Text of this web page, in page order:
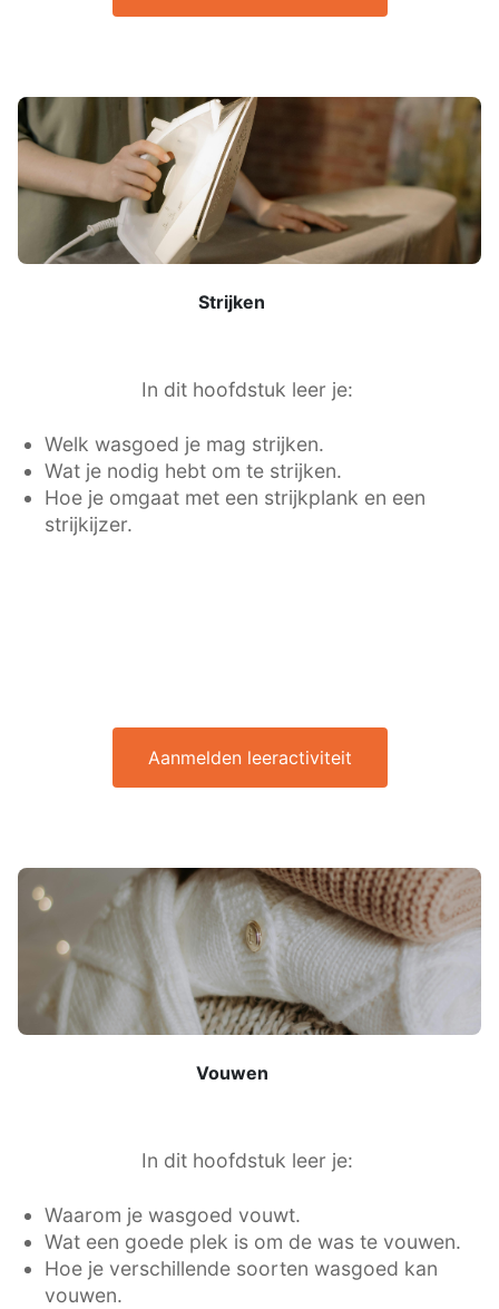
Strijken
In dit hoofdstuk leer je:
Welk wasgoed je mag strijken.
Wat je nodig hebt om te strijken.
Hoe je omgaat met een strijkplank en een
strijkijzer.
Aanmelden leeractiviteit
Vouwen
In dit hoofdstuk leer je:
Waarom je wasgoed vouwt.
Wat een goede plek is om de was te vouwen.
Hoe je verschillende soorten wasgoed kan
vouwen.